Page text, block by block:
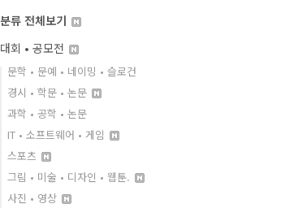
분류 전체보기
대회 • 공모전
문학 • 문예 • 네이밍 • 슬로건
경시 • 학문 • 논문
과학 • 공학 • 논문
IT • 소프트웨어 • 게임
스포츠
그림 • 미술 • 디자인 • 웹툰.
사진 • 영상